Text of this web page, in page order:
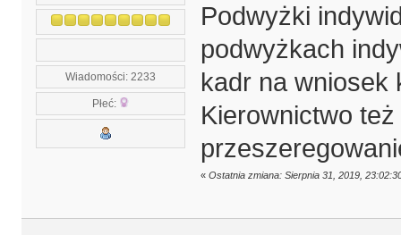
Wiadomości: 2233
Płeć:
Podwyżki
podwyżkach
kadr na wniosek
Kierownictwo
« Ostatnia zmiana: Sierpnia 31, 2019,